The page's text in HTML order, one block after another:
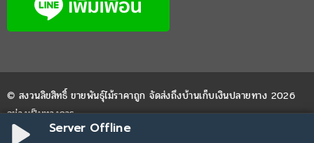
© สงวนลิขสิทธิ์ ขายพันธุ์ไม้ราคาถูก จัดส่งถึงบ้านเก็บเงินปลายทาง 2026
อย่างเป็นทางการ
Website by
Server Offline